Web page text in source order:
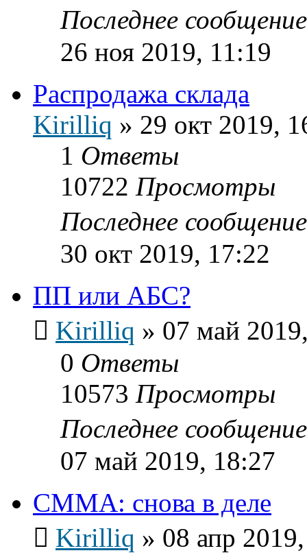
Последнее
26 ноя 2019, 11:19
Распродажа склада
Kirilliq » 29 окт 2019,
1 Ответы
10722 Просмотры
Последнее
30 окт 2019, 17:22
ПП или АБС?
Kirilliq » 07 май
0 Ответы
10573 Просмотры
Последнее
07 май 2019, 18:27
СММА: снова в деле
Kirilliq » 08 апр